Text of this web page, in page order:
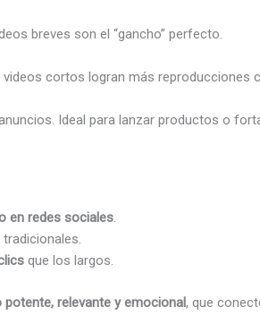
breves son el “gancho” perfecto.
cortos logran más reproducciones
Ideal para lanzar productos o
en redes sociales.
que los largos.
relevante y emocional, que